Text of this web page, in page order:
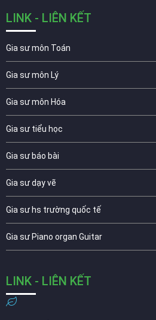
LINK - LIÊN KẾT
Gia sư môn Toán
Gia sư môn Lý
Gia sư môn Hóa
Gia sư tiểu học
Gia sư báo bài
Gia sư dạy vẽ
Gia sư hs trường quốc tế
Gia sư Piano organ Guitar
LINK - LIÊN KẾT